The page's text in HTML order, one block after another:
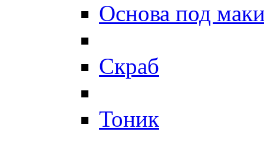
Основа под
Скраб
Тоник